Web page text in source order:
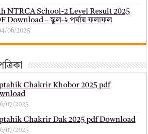
NTRCA School-2 Level Result 2025
Download – স্কুল-২ পর্যায় ফলাফল
06/2025
Chakrir Khobor 2025 pdf
07/2025
Chakrir Dak 2025 pdf Download
07/2025